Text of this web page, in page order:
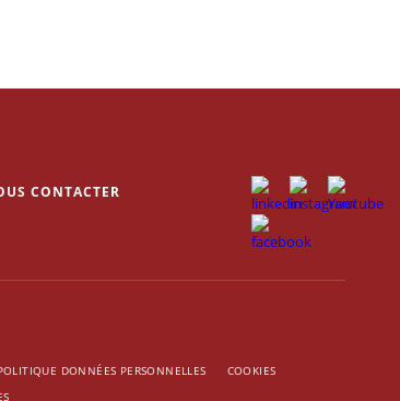
CONTACTER
DONNÉES PERSONNELLES
COOKIES